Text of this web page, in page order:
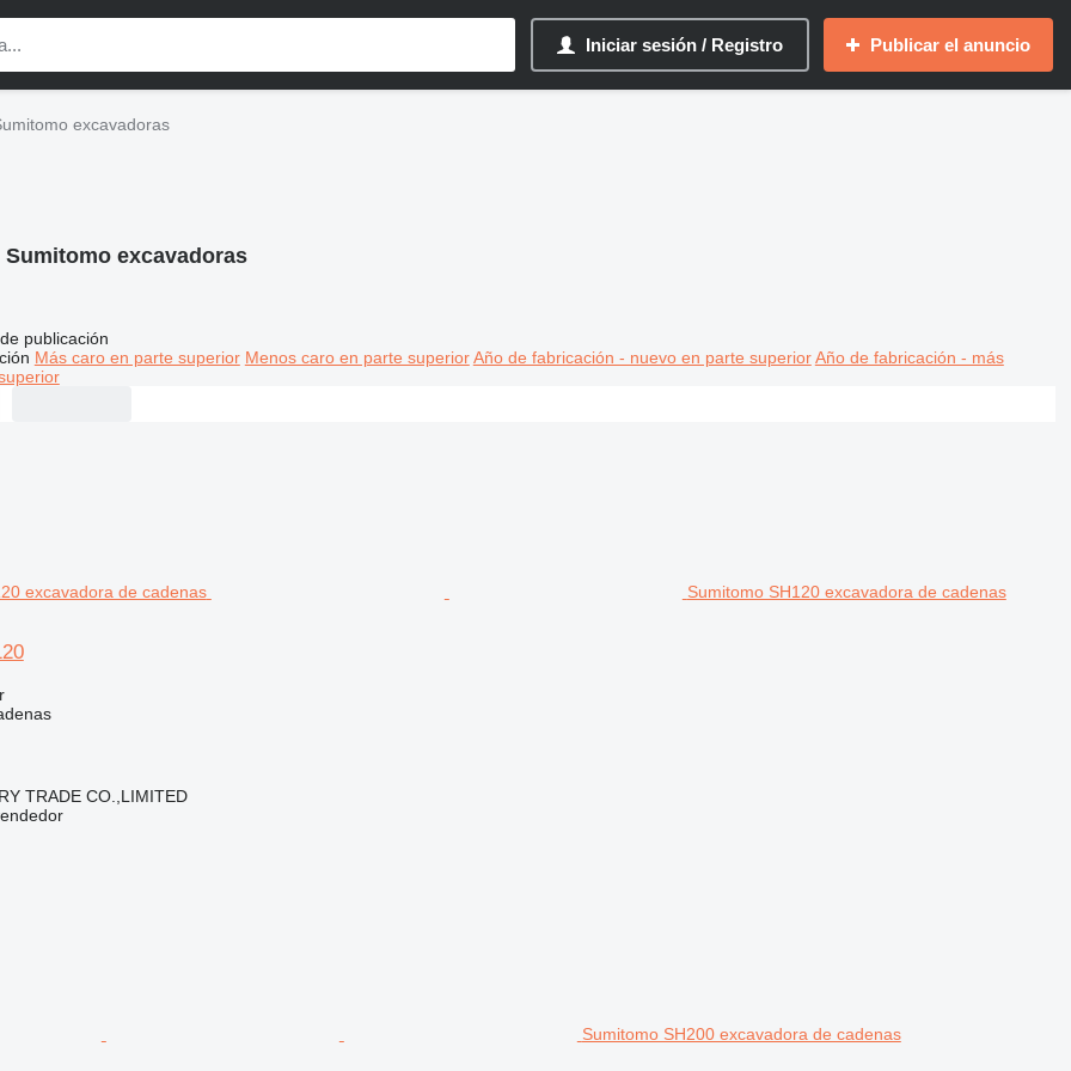
Iniciar sesión / Registro Publicar el anuncio
excavadoras
Sumitomo excavadoras
publicación
Más caro en parte superior Menos caro en parte superior Año de fabricación - nuevo en parte superior Año de fabricación - más
Sumitomo SH120 excavadora de cadenas
TRADE CO.,LIMITED
Sumitomo SH200 excavadora de cadenas